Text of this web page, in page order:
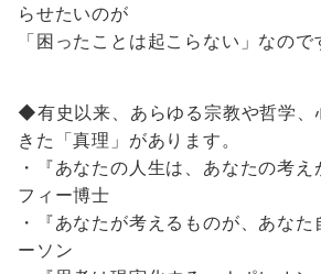
らせたいのが
「困ったことは起こらない」なので
◆有史以来、あらゆる宗教や哲学、
きた「真理」があります。
・『あなたの人生は、あなたの考
フィー博士
・『あなたが考えるものが、あな
ーソン